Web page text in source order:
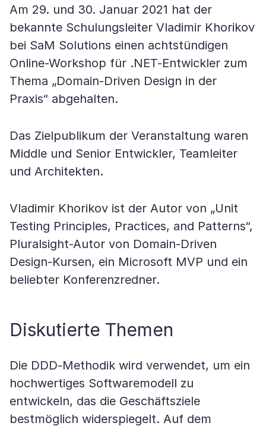
Am 29. und 30. Januar 2021 hat der
bekannte Schulungsleiter Vladimir Khorikov
bei SaM Solutions einen achtstündigen
Online-Workshop für .NET-Entwickler zum
Thema „Domain-Driven Design in der
Praxis“ abgehalten.
Das Zielpublikum der Veranstaltung waren
Middle und Senior Entwickler, Teamleiter
und Architekten.
Vladimir Khorikov ist der Autor von „Unit
Testing Principles, Practices, and Patterns“,
Pluralsight-Autor von Domain-Driven
Design-Kursen, ein Microsoft MVP und ein
beliebter Konferenzredner.
Diskutierte Themen
Die DDD-Methodik wird verwendet, um ein
hochwertiges Softwaremodell zu
entwickeln, das die Geschäftsziele
bestmöglich widerspiegelt. Auf dem